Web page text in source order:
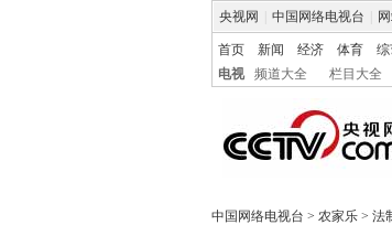
央视网 中国网络电视台
首页 新闻 经济 体育
电视
频道大全 栏目大全
中国网络电视台 > 农家乐 > 法